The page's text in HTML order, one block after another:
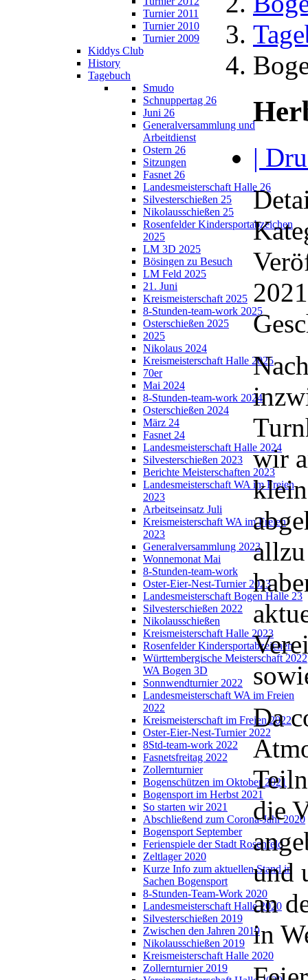
Turnier 2011
Turnier 2010
Turnier 2009
Kiddys Club
History
Tagebuch
Smudo
Schnuppertag 26
Juni 26
Generalversammlung und
Arbeitdienst
Ostern 26
Sitzungen
Fasnet 26
Landesmeisterschaft Halle 26
Silvesterschießen 25
Nikolausschießen 25
Rosenfelder Kindersportabzeichen
2025
LM 3D 2025
Bösingen zu Besuch
LM Feld 2025
21. Juni
Kreismeisterschaft 2025
8-Stunden-team-work 2025
Osterschießen 2025
2025
Nikolaus 2024
Kreismeisterschaft Halle 2025
70er
Mai 2024
8-Stunden-team-work 2024
Osterschießen 2024
März 24
Fasnet 24
Landesmeisterschaft Halle 2024
Silvesterschießen 2023
Berichte Meisterschaften 2023
Landesmeisterschaft WA im Freien
2023
Arbeitseinsatz Juli
Kreismeisterschaft WA im Freien
2023
Generalversammlung 2023
Wonnemonat Mai
8-Stunden-team-work
Oster-Eier-Nest-Turnier 2023
Landesmeisterschaft Bogen Halle 23
Silvesterschießen 2022
Nikolausschießen
Kreismeisterschaft Halle 2023
Rosenfelder Kindersportabzeichen
Württembergische Meisterschaft 2022
WA Bogen 3D
Sonnwendturnier 2022
Landesmeisterschaft WA im Freien
2022
Kreismeisterschaft im Freien 2022
Oster-Eier-Nest-Turnier 2022
8Std-team-work 2022
Fasnetsfreitag 2022
Zollernturnier
Bogenschützen im Oktober 2021
Bogensport im Herbst 2021
So starten wir 2021
Abschließend zum Corona-Jahr 2020
Bogensport September
Ferienspiele der Stadt Rosenfeld
Zeltlager 2020
Kurze Info zum aktuellen Stand in
Sachen Bogensport
8-Stunden-Team-Work 2020
Landesmeisterschaft Halle 2020
Silvesterschießen 2019
Zwischen den Jahren 2019
Nikolausschießen 2019
Kreismeisterschaft Halle 2020
Zollernturnier 2019
|
wir
Da
die
und
an
in